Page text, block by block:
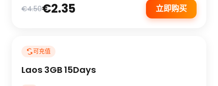
€4.50€2.35 立即购买
可充值
Laos 3GB 15Days